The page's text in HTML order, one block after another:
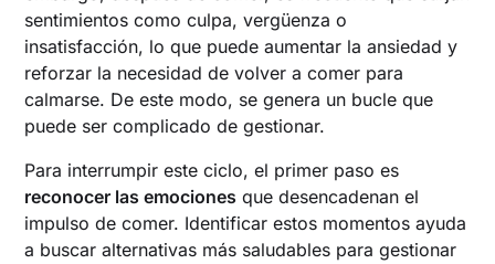
sentimientos como culpa, vergüenza o
insatisfacción, lo que puede aumentar la ansiedad y
reforzar la necesidad de volver a comer para
calmarse. De este modo, se genera un bucle que
puede ser complicado de gestionar.
Para interrumpir este ciclo, el primer paso es
reconocer las emociones que desencadenan el
impulso de comer. Identificar estos momentos ayuda
a buscar alternativas más saludables para gestionar